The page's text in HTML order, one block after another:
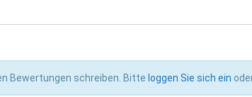
Bewertungen schreiben. Bitte loggen Sie sich ein